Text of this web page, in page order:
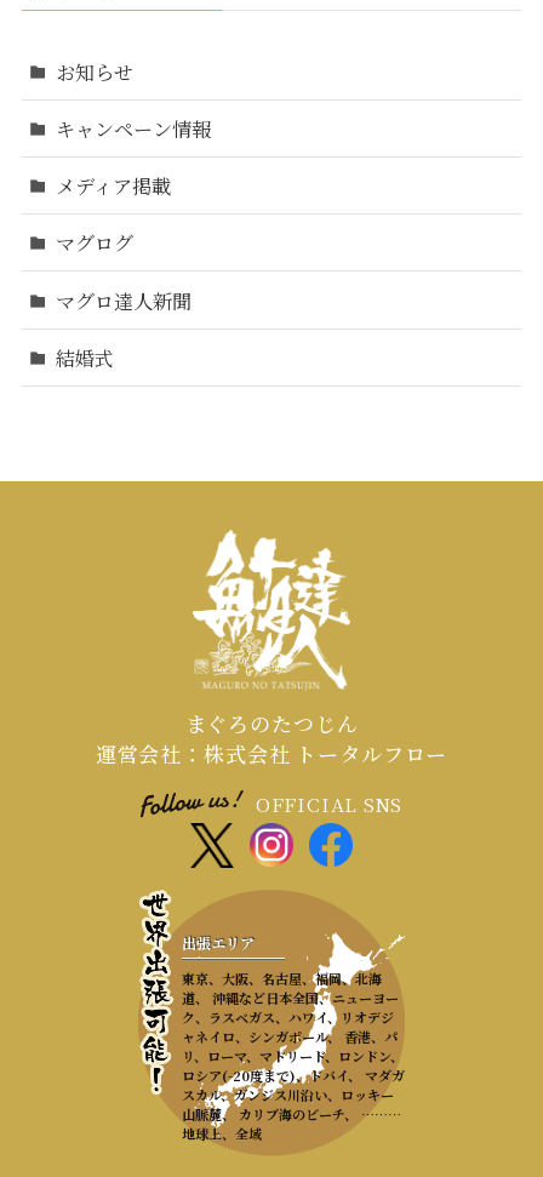
お知らせ
キャンペーン情報
メディア掲載
マグログ
マグロ達人新聞
結婚式
まぐろのたつじん
運営会社：株式会社 トータルフロー
OFFICIAL SNS
出張エリア
東京、大阪、名古屋、福岡、北海
道、 沖縄など日本全国、ニューヨー
ク、ラスベガス、ハワイ、リオデジ
ャネイロ、シンガポール、 香港、パ
リ、ローマ、マドリード、ロンドン、
ロシア(-20度まで)、ドバイ、 マダガ
スカル、ガンジス川沿い、ロッキー
山脈麓、 カリブ海のビーチ、 ………
地球上、全域